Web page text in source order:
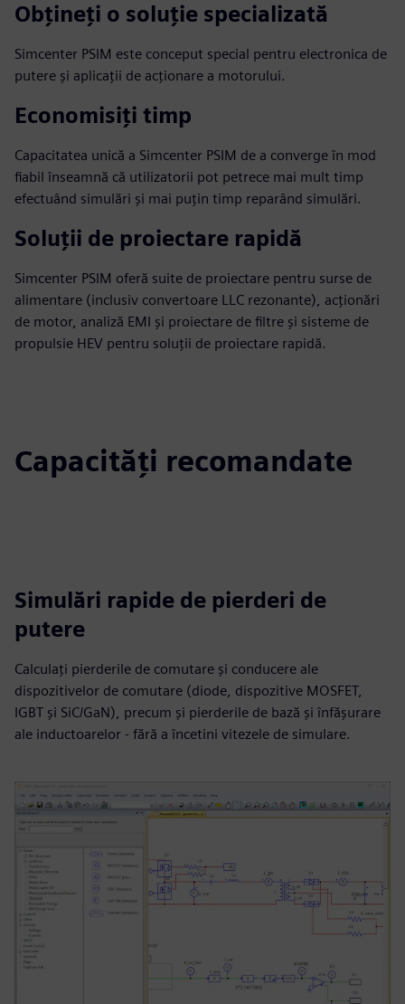
Obțineți o soluție specializată
Simcenter PSIM este conceput special pentru electronica de
putere și aplicații de acționare a motorului.
Economisiți timp
Capacitatea unică a Simcenter PSIM de a converge în mod
fiabil înseamnă că utilizatorii pot petrece mai mult timp
efectuând simulări și mai puțin timp reparând simulări.
Soluții de proiectare rapidă
Simcenter PSIM oferă suite de proiectare pentru surse de
alimentare (inclusiv convertoare LLC rezonante), acționări
de motor, analiză EMI și proiectare de filtre și sisteme de
propulsie HEV pentru soluții de proiectare rapidă.
Capacități recomandate
Simulări rapide de pierderi de
putere
Calculați pierderile de comutare și conducere ale
dispozitivelor de comutare (diode, dispozitive MOSFET,
IGBT și SiC/GaN), precum și pierderile de bază și înfășurare
ale inductoarelor - fără a încetini vitezele de simulare.